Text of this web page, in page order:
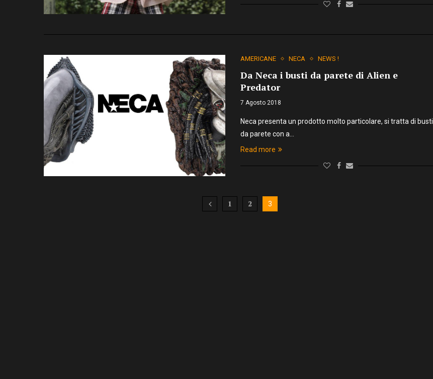
AMERICANE NECA NEWS !
Da Neca i busti da parete di Alien e
Predator
7 Agosto 2018
Neca presenta un prodotto molto particolare, si tratta di busti
da parete con a…
Read more
1 2 3